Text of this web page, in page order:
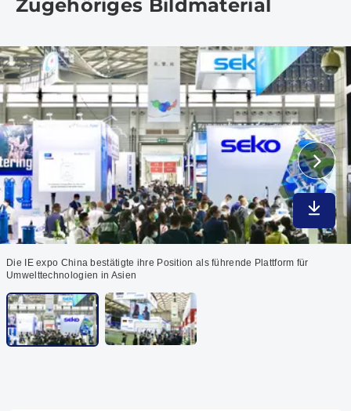
Zugehöriges Bildmaterial
In
Die IE expo China bestätigte ihre Position als führende Plattform für
Umwelttechnologien in Asien